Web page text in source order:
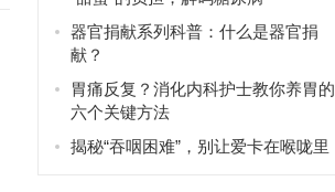
器官捐献系列科普：什么是器官捐
献？
胃痛反复？消化内科护士教你养胃的
六个关键方法
揭秘“吞咽困难”，别让爱卡在喉咙里